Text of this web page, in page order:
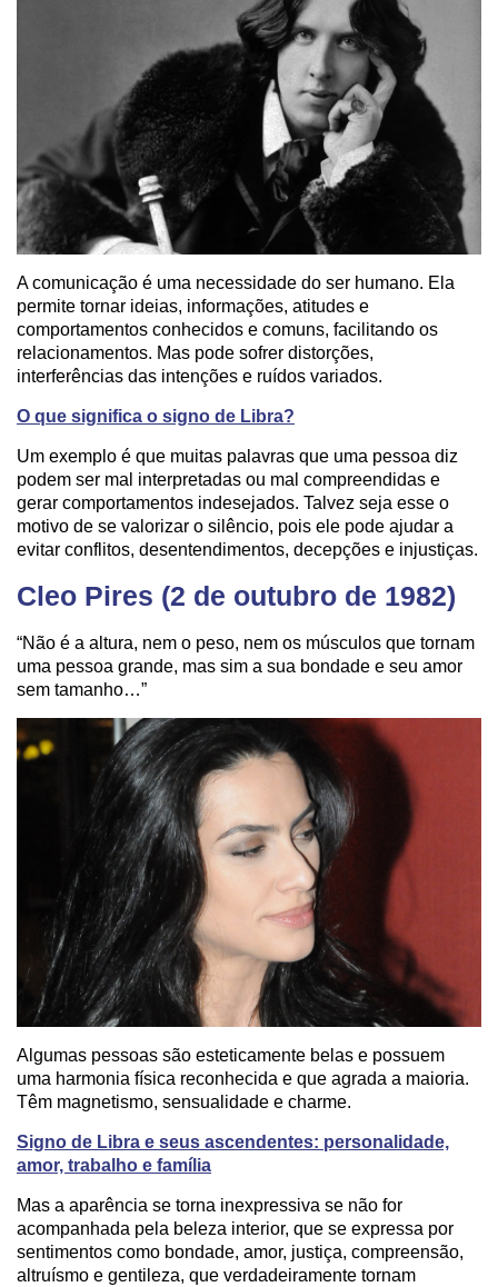
A comunicação é uma necessidade do ser humano. Ela
permite tornar ideias, informações, atitudes e
comportamentos conhecidos e comuns, facilitando os
relacionamentos. Mas pode sofrer distorções,
interferências das intenções e ruídos variados.
O que significa o signo de Libra?
Um exemplo é que muitas palavras que uma pessoa diz
podem ser mal interpretadas ou mal compreendidas e
gerar comportamentos indesejados. Talvez seja esse o
motivo de se valorizar o silêncio, pois ele pode ajudar a
evitar conflitos, desentendimentos, decepções e injustiças.
Cleo Pires (2 de outubro de 1982)
“Não é a altura, nem o peso, nem os músculos que tornam
uma pessoa grande, mas sim a sua bondade e seu amor
sem tamanho…”
Algumas pessoas são esteticamente belas e possuem
uma harmonia física reconhecida e que agrada a maioria.
Têm magnetismo, sensualidade e charme.
Signo de Libra e seus ascendentes: personalidade,
amor, trabalho e família
Mas a aparência se torna inexpressiva se não for
acompanhada pela beleza interior, que se expressa por
sentimentos como bondade, amor, justiça, compreensão,
altruísmo e gentileza, que verdadeiramente tornam